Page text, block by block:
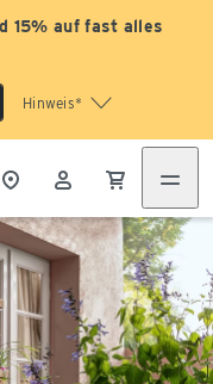
15% auf fast alles
Hinweis*